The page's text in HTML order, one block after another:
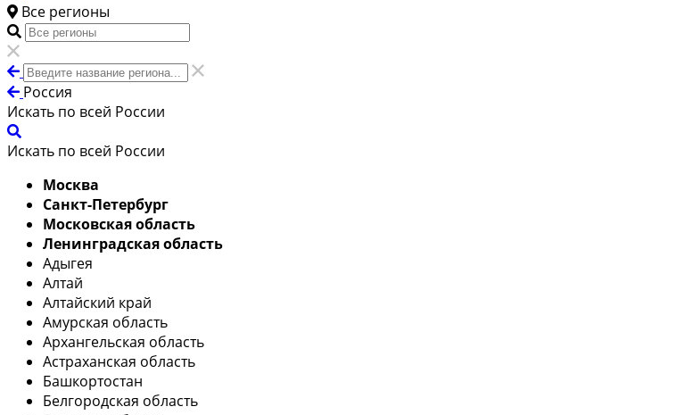
Все регионы
Россия
Искать по всей России
Искать по всей России
Москва
Санкт-Петербург
Московская область
Ленинградская область
Адыгея
Алтай
Алтайский край
Амурская область
Архангельская область
Астраханская область
Башкортостан
Белгородская область